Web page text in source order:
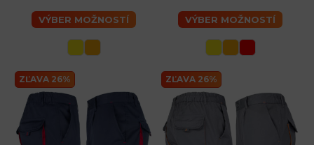
VÝBER MOŽNOSTÍ VÝBER MOŽNOSTÍ
ZĽAVA 26% ZĽAVA 26%